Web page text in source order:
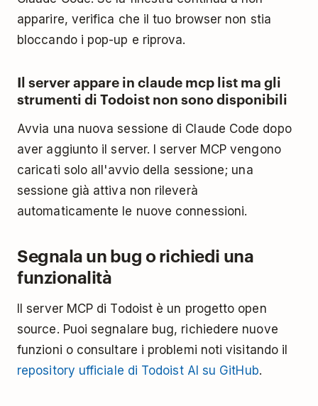
apparire, verifica che il tuo browser non stia
bloccando i pop-up e riprova.
Il server appare in claude mcp list ma gli
strumenti di Todoist non sono disponibili
Avvia una nuova sessione di Claude Code dopo
aver aggiunto il server. I server MCP vengono
caricati solo all'avvio della sessione; una
sessione già attiva non rileverà
automaticamente le nuove connessioni.
Segnala un bug o richiedi una
funzionalità
Il server MCP di Todoist è un progetto open
source. Puoi segnalare bug, richiedere nuove
funzioni o consultare i problemi noti visitando il
repository ufficiale di Todoist AI su GitHub.